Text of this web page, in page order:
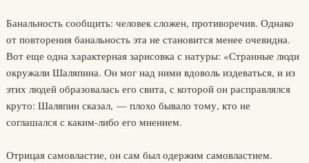
Банальность сообщить: человек сложен, противоречив. Однако
от повторения банальность эта не становится менее очевидна.
Вот еще одна характерная зарисовка с натуры: «Странные люди
окружали Шаляпина. Он мог над ними вдоволь издеваться, и из
этих людей образовалась его свита, с которой он расправлялся
круто: Шаляпин сказал, — плохо бывало тому, кто не
соглашался с каким-либо его мнением.
Отрицая самовластие, он сам был одержим самовластием.